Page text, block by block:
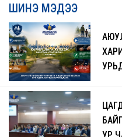
ШИНЭ МЭДЭЭ
УР